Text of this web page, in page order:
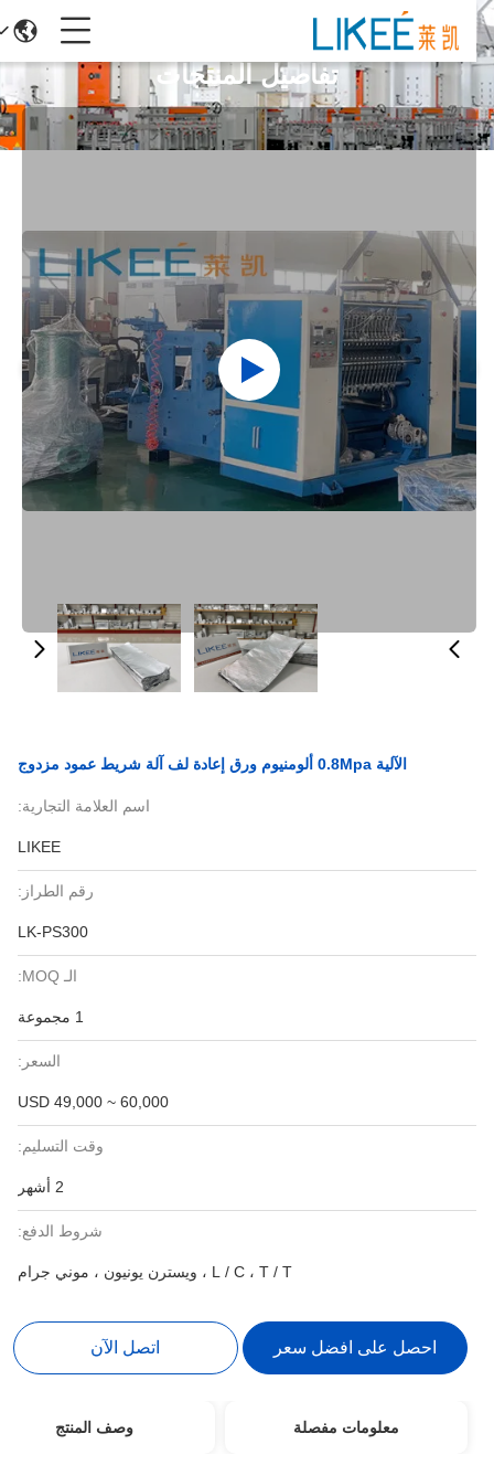
تفاصيل المنتجات
الآلية 0.8Mpa ألومنيوم ورق إعادة لف آلة شريط عمود مزدوج
اسم العلامة التجارية:
LIKEE
رقم الطراز:
LK-PS300
الـ MOQ:
السعر:
USD 49,000 ~ 60,000
وقت التسليم:
شروط الدفع:
L / C ، T / T ، ويسترن يونيون ، موني جرام
احصل على افضل سعر اتصل الآن
معلومات مفصلة وصف المنتج